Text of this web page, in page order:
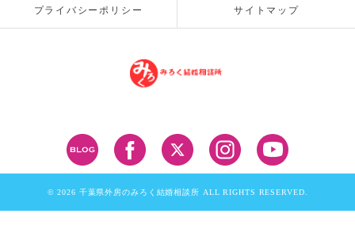
プライバシーポリシー サイトマップ
© 2026 千葉県外房のみろく結婚相談所 ALL RIGHTS RESERVED.